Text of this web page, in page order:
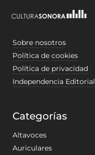
Sobre nosotros
Política de cookies
Política de privacidad
Independencia Editorial
Categorías
Altavoces
Auriculares